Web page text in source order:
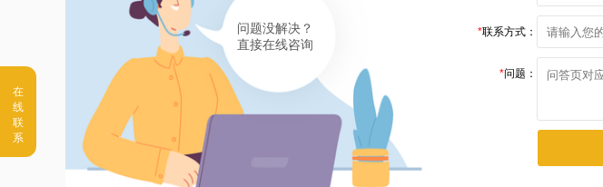
问题没解决？
直接在线咨询
*联系方式：
*问题：